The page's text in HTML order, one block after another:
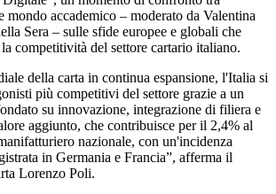
mondo accademico – moderato da Valentina
Sera – sulle sfide europee e globali che
competitività del settore cartario italiano.
della carta in continua espansione, l'Italia si
più competitivi del settore grazie a un
su innovazione, integrazione di filiera e
aggiunto, che contribuisce per il 2,4% al
nazionale, con un'incidenza
in Germania e Francia”, afferma il
Lorenzo Poli.